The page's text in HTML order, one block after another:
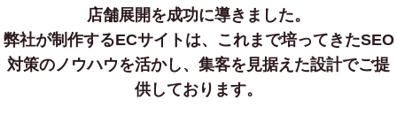
店舗展開を成功に導きました。
弊社が制作するECサイトは、これまで培ってきたSEO
対策のノウハウを活かし、集客を見据えた設計でご提
供しております。